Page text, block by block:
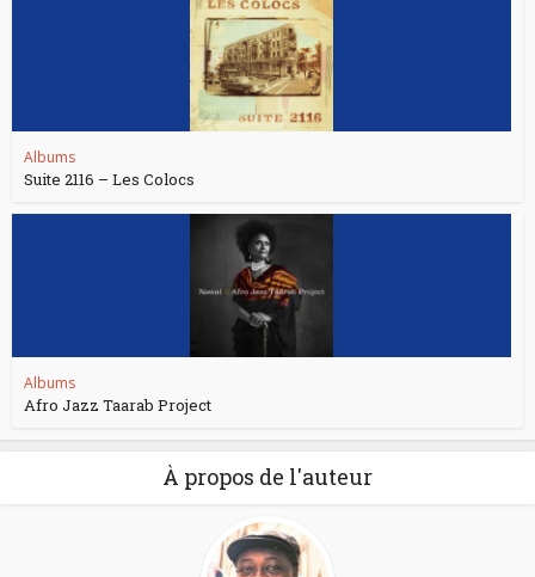
Albums
Suite 2116 – Les Colocs
Albums
Afro Jazz Taarab Project
À propos de l'auteur